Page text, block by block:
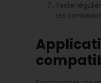
Teste
tes